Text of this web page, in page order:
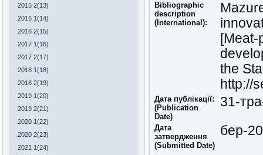
2015 2(13)
2016 1(14)
2016 2(15)
2017 1(16)
2017 2(17)
2018 1(18)
2018 2(19)
2019 1(20)
2019 2(21)
2020 1(22)
2020 2(23)
2021 1(24)
Bibliographic
description
(International):
the
http://
Дата публікації:
(Publication
Date)
31-
Дата
затвердження
(Submitted Date)
бер-